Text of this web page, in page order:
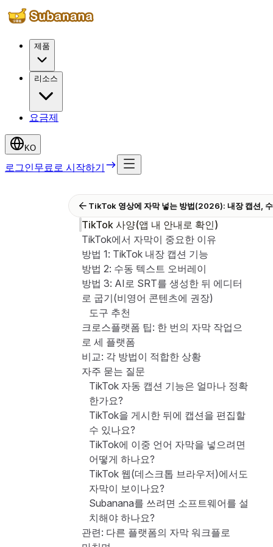
제품
리소스
요금제
KO
로그인무료로 시작하기
TikTok 영상에 자막 넣는 방법(2026): 내장 캡션,
TikTok 사양(앱 내 안내로 확인)
TikTok에서 자막이 중요한 이유
방법 1: TikTok 내장 캡션 기능
방법 2: 수동 텍스트 오버레이
방법 3: AI로 SRT를 생성한 뒤 에디터
로 굽기(비영어 콘텐츠에 권장)
도구 추천
크로스플랫폼 팁: 한 번의 자막 작업으
로 세 플랫폼
비교: 각 방법이 적합한 상황
자주 묻는 질문
TikTok 자동 캡션 기능은 얼마나 정확
한가요?
TikTok을 게시한 뒤에 캡션을 편집할
수 있나요?
TikTok에 이중 언어 자막을 넣으려면
어떻게 하나요?
TikTok 웹(데스크톱 브라우저)에서도
자막이 보이나요?
Subanana를 쓰려면 소프트웨어를 설
치해야 하나요?
관련: 다른 플랫폼의 자막 워크플로